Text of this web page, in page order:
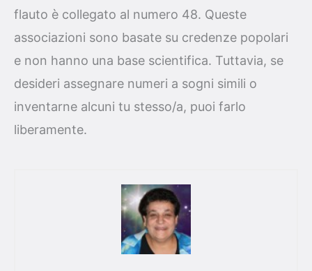
flauto è collegato al numero 48. Queste
associazioni sono basate su credenze popolari
e non hanno una base scientifica. Tuttavia, se
desideri assegnare numeri a sogni simili o
inventarne alcuni tu stesso/a, puoi farlo
liberamente.